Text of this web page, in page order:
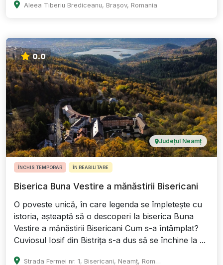
Aleea Tiberiu Brediceanu, Brașov, Romania
0.0
Județul Neamț
ÎNCHIS TEMPORAR ÎN REABILITARE
Biserica Buna Vestire a mănăstirii Bisericani
O poveste unică, în care legenda se împleteşte cu
istoria, așteaptă să o descoperi la biserica Buna
Vestire a mănăstirii Bisericani Cum s-a întâmplat?
Cuviosul Iosif din Bistrița s-a dus să se închine la ...
Strada Fermei nr. 1, Bisericani, Neamț, Romania